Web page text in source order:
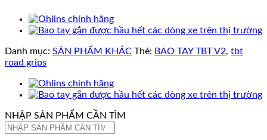
Danh mục: SẢN PHẨM KHÁC Thẻ: BAO TAY TBT V2, tbt
road grips
NHẬP SẢN PHẨM CẦN TÌM
Tìm